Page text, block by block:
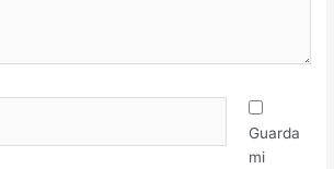
Guarda
mi